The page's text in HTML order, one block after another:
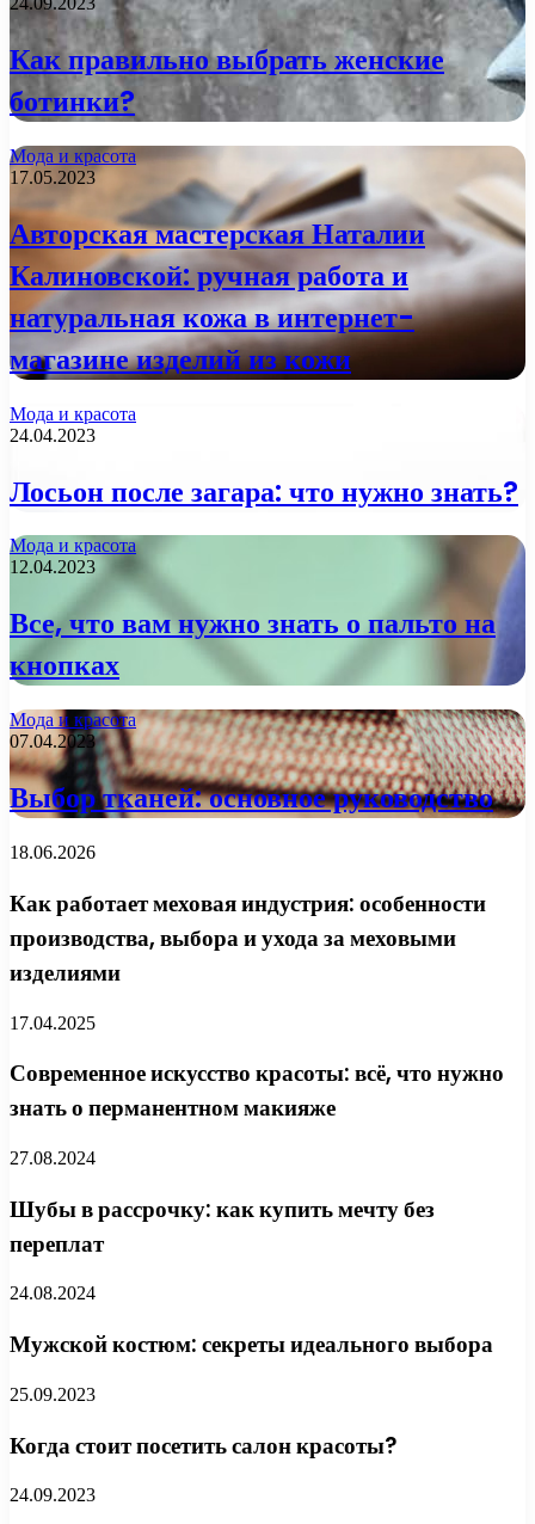
Как правильно выбрать женские
ботинки?
Мода и красота
17.05.2023
Авторская мастерская Наталии
Калиновской: ручная работа и
натуральная кожа в интернет-
магазине изделий из кожи
Мода и красота
24.04.2023
Лосьон после загара: что нужно знать?
Мода и красота
12.04.2023
Все, что вам нужно знать о пальто на
кнопках
Мода и красота
07.04.2023
Выбор тканей: основное руководство
18.06.2026
Как работает меховая индустрия: особенности
производства, выбора и ухода за меховыми
изделиями
17.04.2025
Современное искусство красоты: всё, что нужно
знать о перманентном макияже
27.08.2024
Шубы в рассрочку: как купить мечту без
переплат
24.08.2024
Мужской костюм: секреты идеального выбора
25.09.2023
Когда стоит посетить салон красоты?
24.09.2023